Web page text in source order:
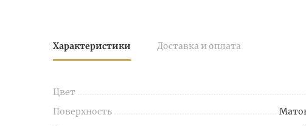
Характеристики Доставка и оплата
Цвет
Поверхность